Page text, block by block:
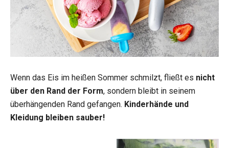
Wenn das Eis im heißen Sommer schmilzt, fließt es nicht
über den Rand der Form, sondern bleibt in seinem
überhängenden Rand gefangen. Kinderhände und
Kleidung bleiben sauber!